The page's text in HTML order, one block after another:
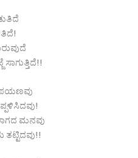
ಮನವು
ತಟ್ಟಿದವು!!